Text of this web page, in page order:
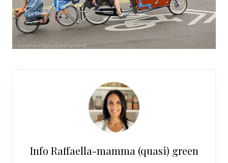
Info Raffaella-mamma (quasi) green